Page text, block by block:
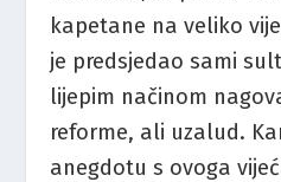
kapetane na veliko
je predsjedao sami
lijepim načinom
reforme, ali uzalud.
anegdotu s ovoga